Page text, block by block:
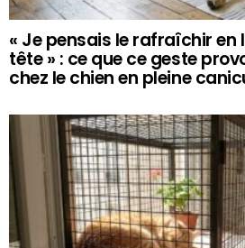
« Je pensais le rafraîchir en
tête » : ce que ce geste
chez le chien en pleine